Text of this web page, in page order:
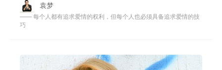
袁梦
—— 每个人都有追求爱情的权利，但每个人也必须具备追求爱情的技
巧